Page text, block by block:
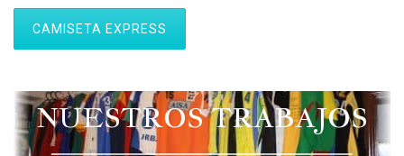
CAMISETA EXPRESS
NUESTROS TRABAJOS